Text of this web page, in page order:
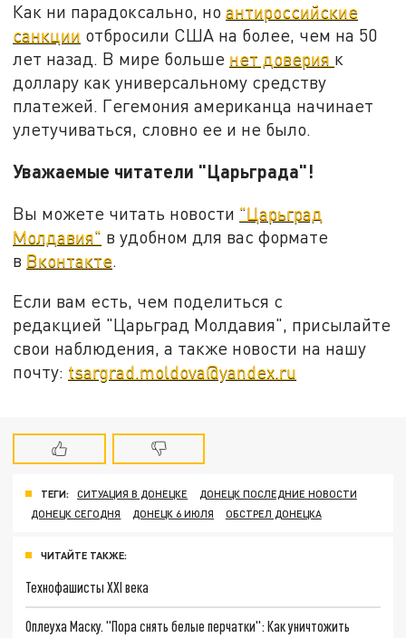
Как ни парадоксально, ноантироссийские
санкции отбросили США на более, чем на 50
лет назад. В мире больше нет доверия к
доллару как универсальному средству
платежей. Гегемония американца начинает
улетучиваться, словно ее и не было.
Уважаемые читатели "Царьграда"!
Вы можете читать новости "Царьград
Молдавия" в удобном для вас формате
в Вконтакте.
Если вам есть, чем поделиться с
редакцией "Царьград Молдавия", присылайте
свои наблюдения, а также новости на нашу
почту: tsargrad.moldova@yandex.ru
ТЕГИ: СИТУАЦИЯ В ДОНЕЦКЕ
ДОНЕЦК ПОСЛЕДНИЕ НОВОСТИ
ДОНЕЦК СЕГОДНЯ
ДОНЕЦК 6 ИЮЛЯ ОБСТРЕЛ ДОНЕЦКА
ЧИТАЙТЕ ТАКЖЕ:
Технофашисты XXI века
Оплеуха Маску. "Пора снять белые перчатки": Как уничтожить